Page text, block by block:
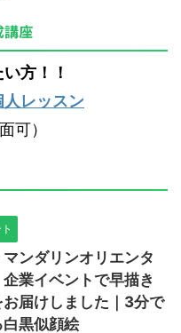
講座
方！！
人レッスン
可）
マンダリンオリエンタ
業イベントで早描き
届けしました｜3分で
黒似顔絵